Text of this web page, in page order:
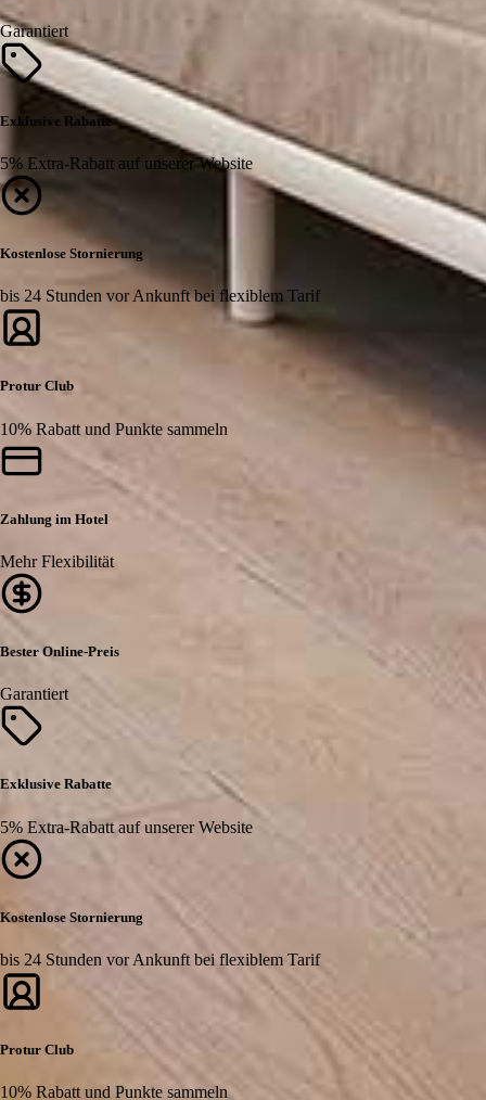
Garantiert
Exklusive Rabatte
5% Extra-Rabatt auf unserer Website
Kostenlose Stornierung
bis 24 Stunden vor Ankunft bei flexiblem Tarif
Protur Club
10% Rabatt und Punkte sammeln
Zahlung im Hotel
Mehr Flexibilität
Bester Online-Preis
Garantiert
Exklusive Rabatte
5% Extra-Rabatt auf unserer Website
Kostenlose Stornierung
bis 24 Stunden vor Ankunft bei flexiblem Tarif
Protur Club
10% Rabatt und Punkte sammeln